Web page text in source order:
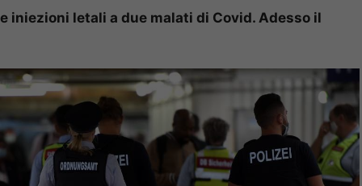
iniezioni letali a due malati di Covid. Adesso il